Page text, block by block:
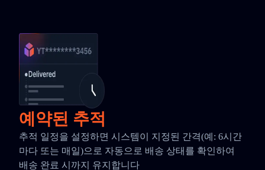
예약된 추적
추적 일정을 설정하면 시스템이 지정된 간격(예: 6시간
마다 또는 매일)으로 자동으로 배송 상태를 확인하여
배송 완료 시까지 유지합니다